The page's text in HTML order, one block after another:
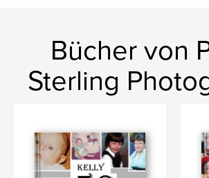
Bücher von
Sterling